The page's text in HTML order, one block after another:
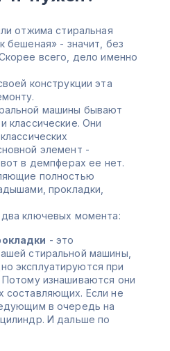
отжима стиральная
бешеная» - значит, без
всего, дело именно
конструкции эта
машины бывают
классические. Они
элемент -
в демпферах ее нет.
полностью
прокладки,
ключевых момента:
- это
стиральной машины,
эксплуатируются при
изнашиваются они
составляющих. Если не
в очередь на
И дальше по